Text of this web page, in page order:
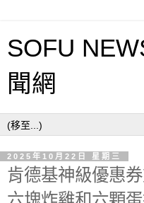
SOFU
聞網
2025年10月22日 星期三
肯德基神級優惠